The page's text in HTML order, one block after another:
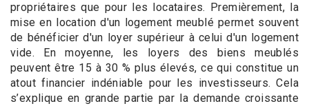
propriétaires que pour les locataires. Premièrement, la
mise en location d'un logement meublé permet souvent
de bénéficier d'un loyer supérieur à celui d'un logement
vide. En moyenne, les loyers des biens meublés
peuvent être 15 à 30 % plus élevés, ce qui constitue un
atout financier indéniable pour les investisseurs. Cela
s’explique en grande partie par la demande croissante